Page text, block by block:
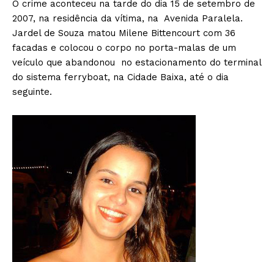
O crime aconteceu na tarde do dia 15 de setembro de
2007, na residência da vítima, na Avenida Paralela.
Jardel de Souza matou Milene Bittencourt com 36
facadas e colocou o corpo no porta-malas de um
veículo que abandonou no estacionamento do terminal
do sistema ferryboat, na Cidade Baixa, até o dia
seguinte.